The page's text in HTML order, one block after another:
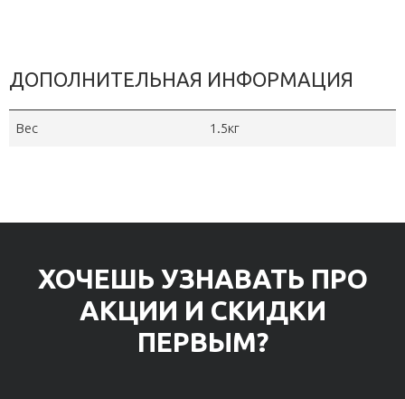
ДОПОЛНИТЕЛЬНАЯ ИНФОРМАЦИЯ
Вес 1.5кг
ХОЧЕШЬ УЗНАВАТЬ ПРО
АКЦИИ И СКИДКИ
ПЕРВЫМ?